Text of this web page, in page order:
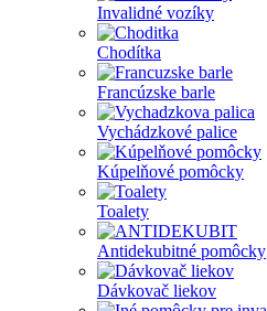
Invalidné vozíky
Chodítka
Francúzske barle
Vychádzkové palice
Kúpelňové pomôcky
Toalety
Antidekubitné pomôcky
Dávkovač liekov